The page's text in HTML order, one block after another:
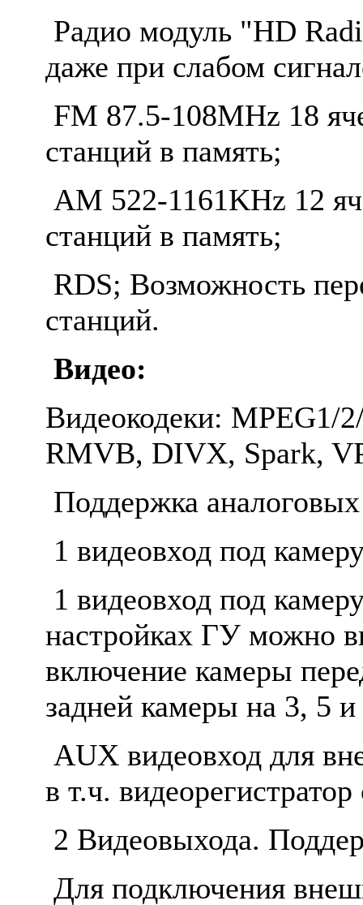
Радио модуль "HD
даже при слабом
FM 87.5-108MHz 18
станций в память;
AM 522-1161KHz 12
станций в память;
RDS​; Возможность
станций.
Видео:
Видеокодеки: MPEG1/
RMVB, DIVX, Spark,
Поддержка
1 видеовход под
1 видеовход под
настройках ГУ можно
включение камеры
задней камеры на 3, 5
AUX видеовход для
в т.ч.
2 Видеовыхода.
Для подключения